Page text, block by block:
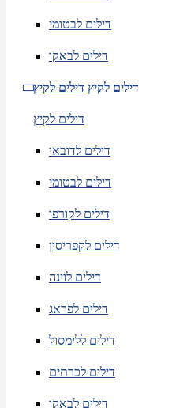
דילים לבטומי
דילים לבאקו
דילים לקיץ דילים לקיץ
דילים לקיץ
דילים לדובאי
דילים לבטומי
דילים לקורפו
דילים לקפריסין
דילים לוינה
דילים לפראג
דילים ללימסול
דילים לכרתים
דילים לבאקו